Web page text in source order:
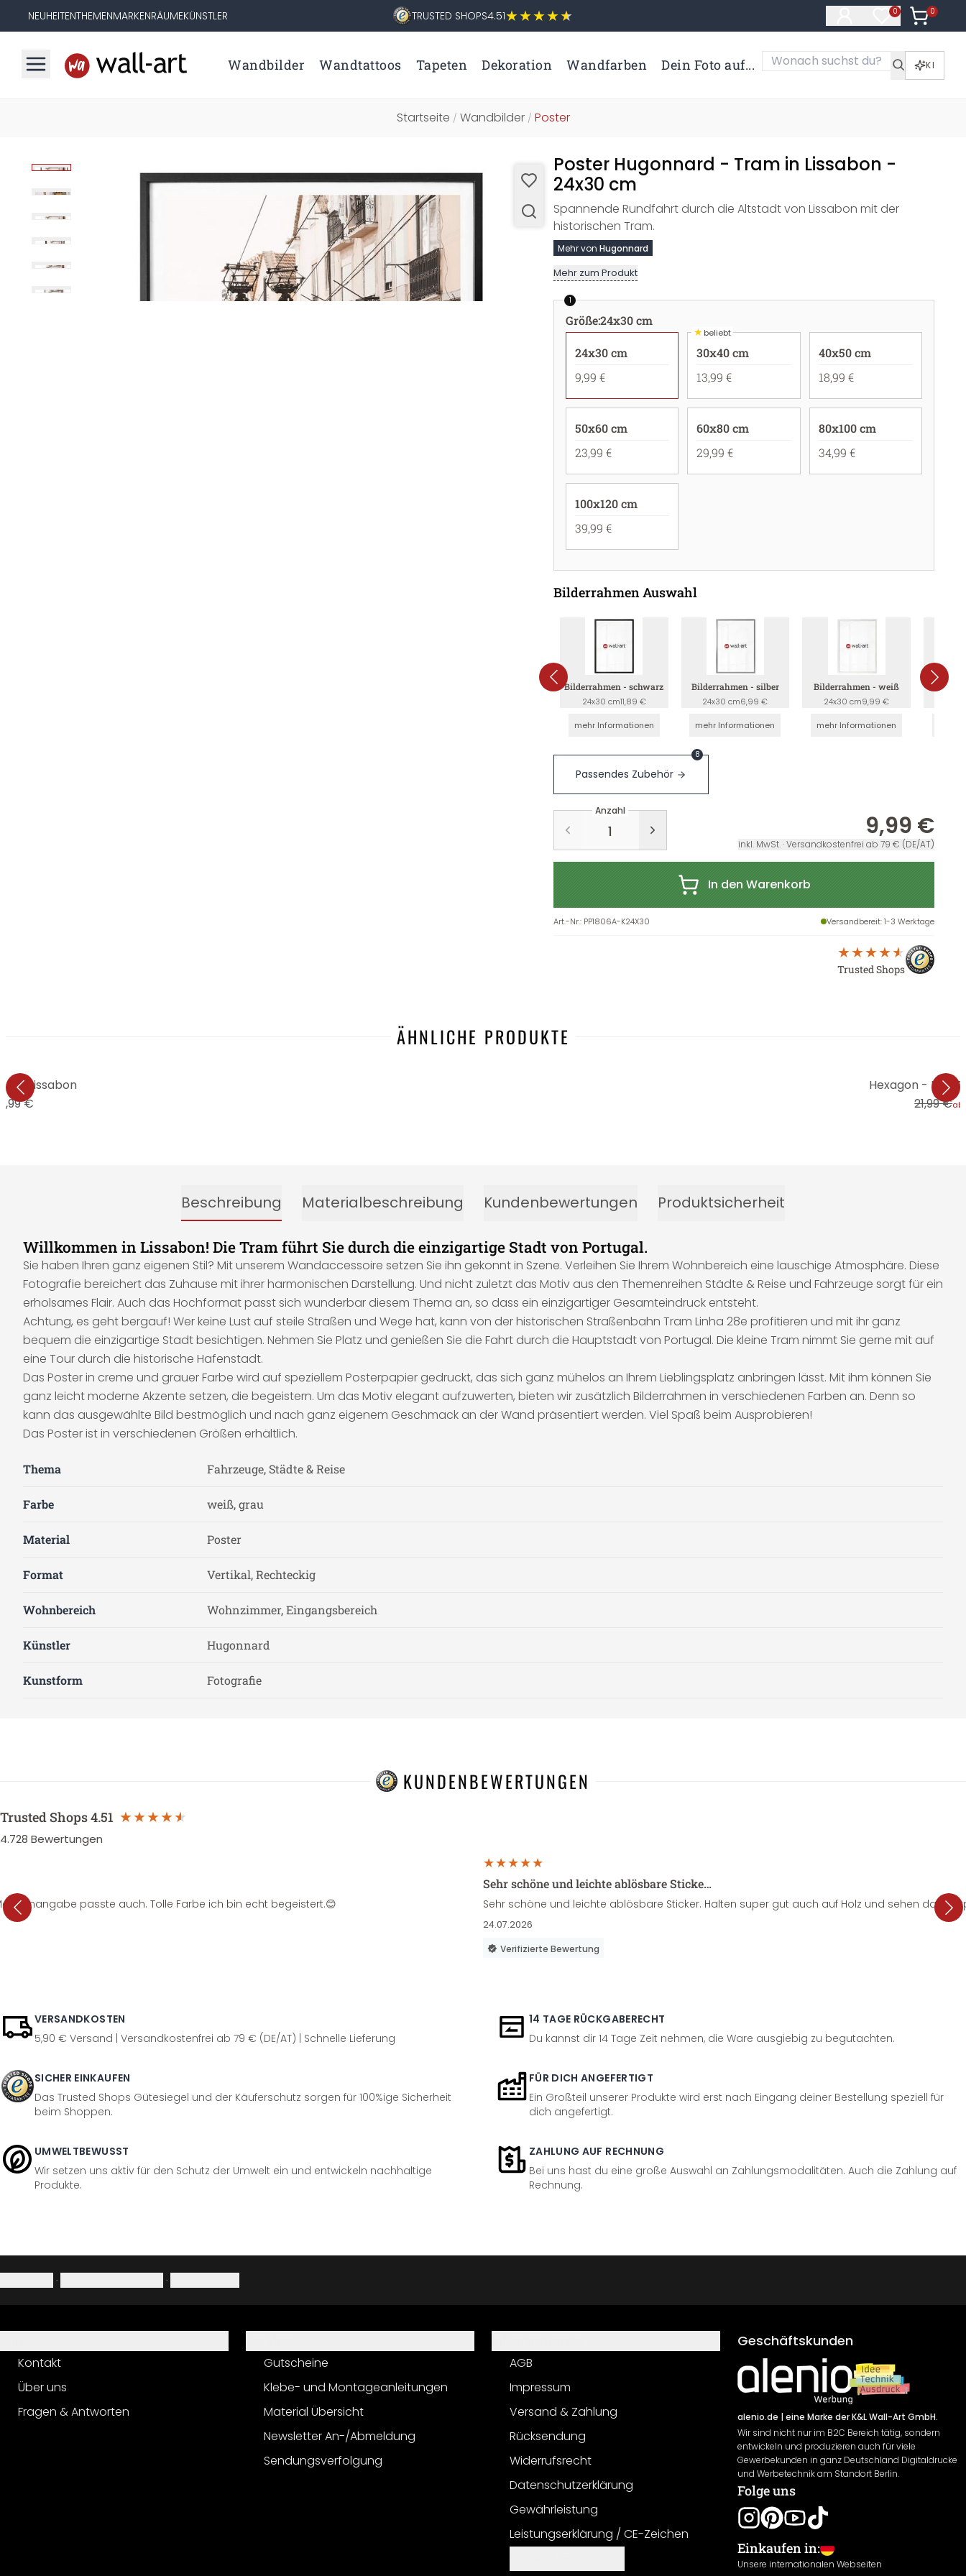
NEUHEITENTHEMENMARKENRÄUMEKÜNSTLER TRUSTED SHOPS4.51 0
Artikel im
0
Artikel
Wandbilder Wandtattoos Tapeten Dekoration Wandfarben Dein Foto auf... KI
Startseite / Wandbilder/ Poster
Poster Hugonnard - Tram in Lissabon -
24x30 cm
Spannende Rundfahrt durch die Altstadt von Lissabon mit der
historischen Tram.
Mehr von Hugonnard
Mehr zum Produkt
1
Größe:24x30 cm
24x30 cm
9,99 €
★beliebt
30x40 cm
13,99 €
40x50 cm
18,99 €
50x60 cm
23,99 €
60x80 cm
29,99 €
80x100 cm
34,99 €
100x120 cm
39,99 €
Bilderrahmen Auswahl
Bilderrahmen - schwarz
24x30 cm11,89 €
mehr Informationen
Bilderrahmen - silber
24x30 cm6,99 €
mehr Informationen
Bilderrahmen - weiß
24x30 cm9,99 €
mehr Informationen
Passendes Zubehör
8
Anzahl
9,99 €
inkl. MwSt. · Versandkostenfrei ab 79 € (DE/AT)
In den Warenkorb
Art.-Nr.: PP1806A-K24X30 Versandbereit: 1-3 Werktage
Trusted Shops
ÄHNLICHE PRODUKTE
- Lissabon
€
Hexagon - Holz
21,99 €ab
Beschreibung Materialbeschreibung Kundenbewertungen Produktsicherheit
Willkommen in Lissabon! Die Tram führt Sie durch die einzigartige Stadt von Portugal.
Sie haben Ihren ganz eigenen Stil? Mit unserem Wandaccessoire setzen Sie ihn gekonnt in Szene. Verleihen Sie Ihrem Wohnbereich eine lauschige Atmosphäre. Diese
Fotografie bereichert das Zuhause mit ihrer harmonischen Darstellung. Und nicht zuletzt das Motiv aus den Themenreihen Städte & Reise und Fahrzeuge sorgt für ein
erholsames Flair. Auch das Hochformat passt sich wunderbar diesem Thema an, so dass ein einzigartiger Gesamteindruck entsteht.
Achtung, es geht bergauf! Wer keine Lust auf steile Straßen und Wege hat, kann von der historischen Straßenbahn Tram Linha 28e profitieren und mit ihr ganz
bequem die einzigartige Stadt besichtigen. Nehmen Sie Platz und genießen Sie die Fahrt durch die Hauptstadt von Portugal. Die kleine Tram nimmt Sie gerne mit auf
eine Tour durch die historische Hafenstadt.
Das Poster in creme und grauer Farbe wird auf speziellem Posterpapier gedruckt, das sich ganz mühelos an Ihrem Lieblingsplatz anbringen lässt. Mit ihm können Sie
ganz leicht moderne Akzente setzen, die begeistern. Um das Motiv elegant aufzuwerten, bieten wir zusätzlich Bilderrahmen in verschiedenen Farben an. Denn so
kann das ausgewählte Bild bestmöglich und nach ganz eigenem Geschmack an der Wand präsentiert werden. Viel Spaß beim Ausprobieren!
Das Poster ist in verschiedenen Größen erhältlich.
Thema Fahrzeuge, Städte & Reise
Farbe weiß, grau
Material Poster
Format Vertikal, Rechteckig
Wohnbereich Wohnzimmer, Eingangsbereich
Künstler Hugonnard
Kunstform Fotografie
KUNDENBEWERTUNGEN
Trusted Shops4.51
4.728 Bewertungen
passte auch. Tolle Farbe ich bin echt begeistert.😊
Sehr schöne und leichte ablösbare Sticke…
Sehr schöne und leichte ablösbare Sticker. Halten super gut auch auf Holz und sehen dazu
24.07.2026
Verifizierte Bewertung
VERSANDKOSTEN
5,90 € Versand | Versandkostenfrei ab 79 € (DE/AT) | Schnelle Lieferung
14 TAGE RÜCKGABERECHT
Du kannst dir 14 Tage Zeit nehmen, die Ware ausgiebig zu begutachten.
SICHER EINKAUFEN
Das Trusted Shops Gütesiegel und der Käuferschutz sorgen für 100%ige Sicherheit
beim Shoppen.
FÜR DICH ANGEFERTIGT
Ein Großteil unserer Produkte wird erst nach Eingang deiner Bestellung speziell für
dich angefertigt.
UMWELTBEWUSST
Wir setzen uns aktiv für den Schutz der Umwelt ein und entwickeln nachhaltige
Produkte.
ZAHLUNG AUF RECHNUNG
Bei uns hast du eine große Auswahl an Zahlungsmodalitäten. Auch die Zahlung auf
Rechnung.
· ·
Kontakt
Über uns
Fragen & Antworten
Gutscheine
Klebe- und Montageanleitungen
Material Übersicht
Newsletter An-/Abmeldung
Sendungsverfolgung
AGB
Impressum
Versand & Zahlung
Rücksendung
Widerrufsrecht
Datenschutzerklärung
Gewährleistung
Leistungserklärung / CE-Zeichen
Geschäftskunden
alenio.de | eine Marke der K&L Wall-Art GmbH.
Wir sind nicht nur im B2C Bereich tätig, sondern
entwickeln und produzieren auch für viele
Gewerbekunden in ganz Deutschland Digitaldrucke
und Werbetechnik am Standort Berlin.
Folge uns
Einkaufen in:
Unsere internationalen Webseiten